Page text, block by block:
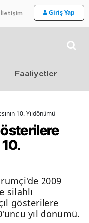
İletişim Giriş Yap
Faaliyetler
10. Yıldönümü
2009
silahlı
gösterilere
yıl dönümü.